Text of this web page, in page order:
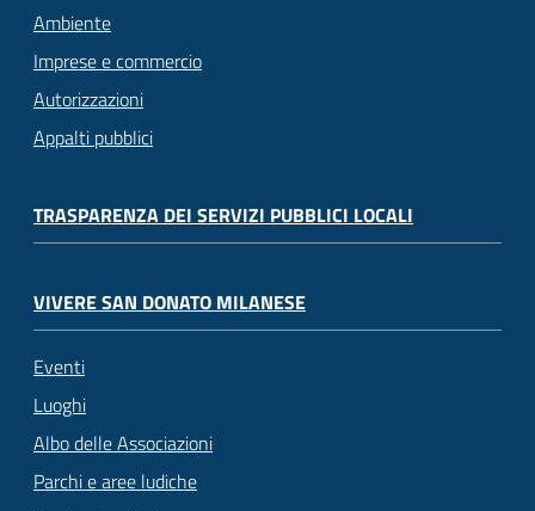
Ambiente
Imprese e commercio
Autorizzazioni
Appalti pubblici
TRASPARENZA DEI SERVIZI PUBBLICI LOCALI
VIVERE SAN DONATO MILANESE
Eventi
Luoghi
Albo delle Associazioni
Parchi e aree ludiche